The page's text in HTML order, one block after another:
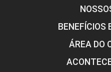
BENEFÍCIOS
ÁREA DO